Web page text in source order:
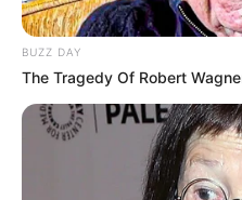
BUZZ DAY
The Tragedy Of Robert